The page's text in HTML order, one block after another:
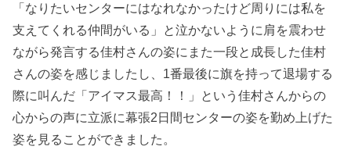
「なりたいセンターにはなれなかったけど周りには私を
支えてくれる仲間がいる」と泣かないように肩を震わせ
ながら発言する佳村さんの姿にまた一段と成長した佳村
さんの姿を感じましたし、1番最後に旗を持って退場する
際に叫んだ「アイマス最高！！」という佳村さんからの
心からの声に立派に幕張2日間センターの姿を勤め上げた
姿を見ることができました。